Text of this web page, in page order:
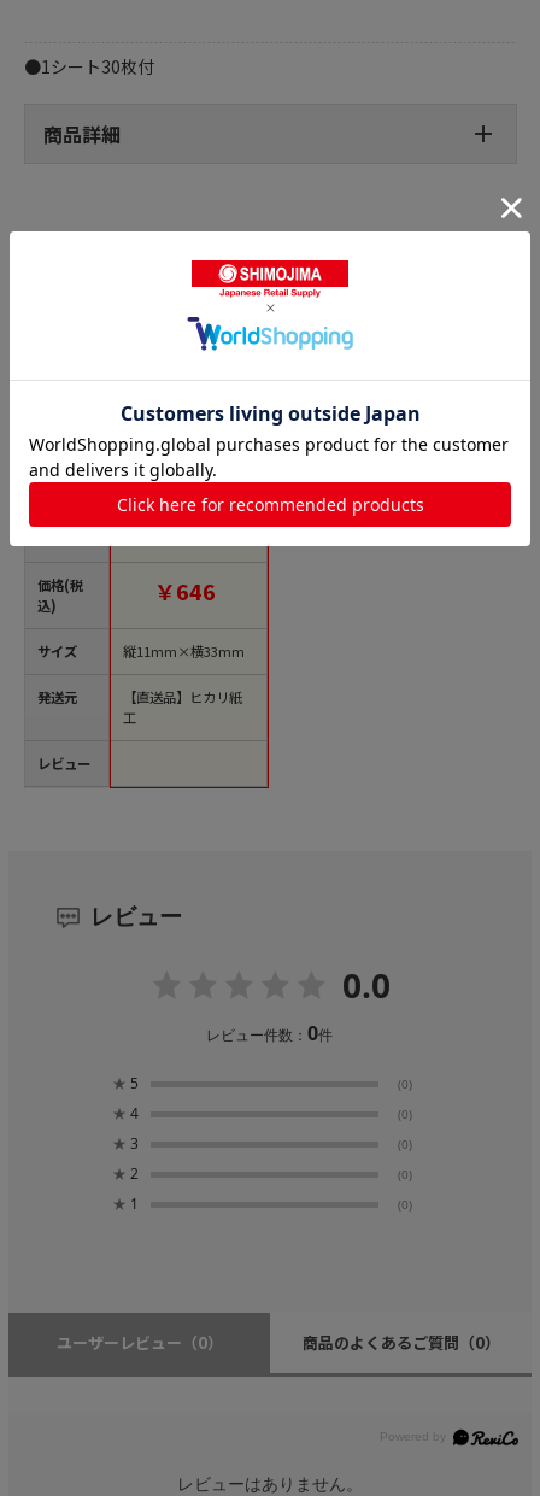
●1シート30枚付
商品詳細
パンシール・菓子シールの人気商品との比較
価格(税
込)
サイズ
発送元
レビュー
ヒカリ紙工 シール S
（ご注文単位1袋）
￥646
縦11mm×横33mm
【直送品】ヒカリ紙
工
レビュー
0.0
レビュー件数：0件
★ 5 (0)
★ 4 (0)
★ 3 (0)
★ 2 (0)
★ 1 (0)
ユーザーレビュー （0） 商品のよくあるご質問 （0）
レビューはありません。